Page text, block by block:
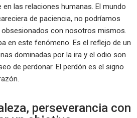
las relaciones humanas. El mundo
de paciencia, no podríamos
con nosotros mismos.
en este fenómeno. Es el reflejo de un
dominadas por la ira y el odio son
de perdonar. El perdón es el signo
perseverancia con